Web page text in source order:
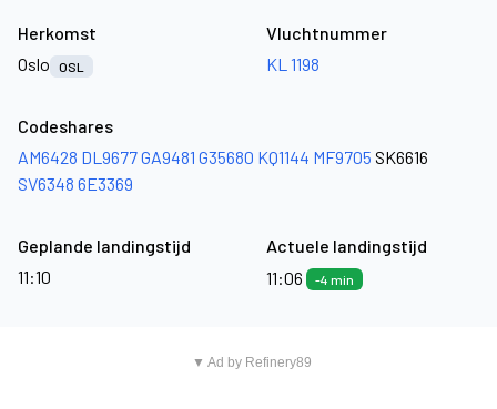
Herkomst
Oslo
OSL
Vluchtnummer
KL 1198
Codeshares
AM6428 DL9677GA9481 G35680 KQ1144 MF9705 SK6616
SV6348 6E3369
Geplande landingstijd
11:10
Actuele landingstijd
11:06
-4 min
▼ Ad by Refinery89